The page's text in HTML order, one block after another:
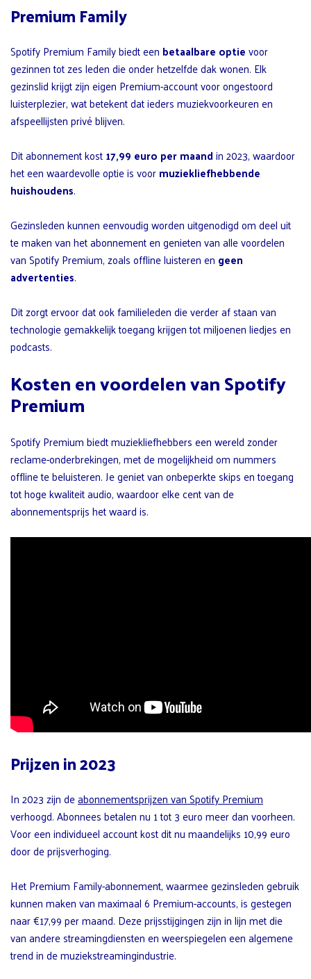
Premium Family
Spotify Premium Family biedt een betaalbare optievoor
gezinnen tot zes leden die onder hetzelfde dak wonen. Elk
gezinslid krijgt zijn eigen Premium-account voor ongestoord
luisterplezier, wat betekent dat ieders muziekvoorkeuren en
afspeellijsten privé blijven.
Dit abonnement kost17,99 euro per maandin 2023, waardoor
het een waardevolle optie is voormuziekliefhebbende
huishoudens.
Gezinsleden kunnen eenvoudig worden uitgenodigd om deel uit
te maken van het abonnement en genieten van alle voordelen
van Spotify Premium, zoals offline luisteren en geen
advertenties.
Dit zorgt ervoor dat ook familieleden die verder af staan van
technologie gemakkelijk toegang krijgen tot miljoenen liedjes en
podcasts.
Kosten en voordelen van Spotify
Premium
Spotify Premium biedt muziekliefhebbers een wereld zonder
reclame-onderbrekingen, met de mogelijkheid om nummers
offline te beluisteren. Je geniet van onbeperkte skips en toegang
tot hoge kwaliteit audio, waardoor elke cent van de
abonnementsprijs het waard is.
Prijzen in 2023
In 2023 zijn deabonnementsprijzen van Spotify Premium
verhoogd. Abonnees betalen nu 1 tot 3 euro meer dan voorheen.
Voor een individueel account kost dit nu maandelijks 10,99 euro
door de prijsverhoging.
Het Premium Family-abonnement, waarmee gezinsleden gebruik
kunnen maken van maximaal 6 Premium-accounts, is gestegen
naar €17,99 per maand. Deze prijsstijgingen zijn in lijn met die
van andere streamingdiensten en weerspiegelen een algemene
trend in de muziekstreamingindustrie.